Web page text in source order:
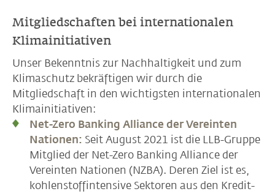
Mitgliedschaften bei internationalen
Klimainitiativen
Unser Bekenntnis zur Nachhaltigkeit und zum
Klimaschutz bekräftigen wir durch die
Mitgliedschaft in den wichtigsten internationalen
Klimainitiativen:
Net-Zero Banking Alliance der Vereinten
Nationen: Seit August 2021 ist die LLB-Gruppe
Mitglied der Net-Zero Banking Alliance der
Vereinten Nationen (NZBA). Deren Ziel ist es,
kohlenstoffintensive Sektoren aus den Kredit-